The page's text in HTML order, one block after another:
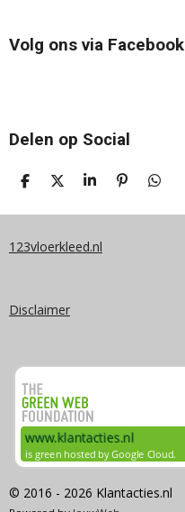
Volg ons via Facebook
Delen op Social
D
L
N
D
E
S
A
E
P
N
D
L
123vloerkleed.nl
Disclaimer
© 2016 - 2026 Klantacties.nl